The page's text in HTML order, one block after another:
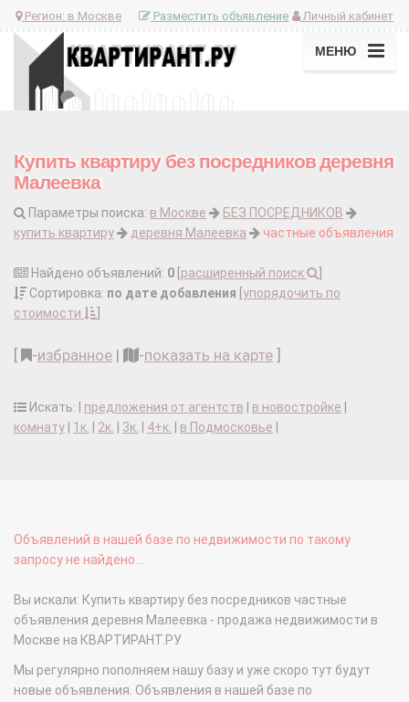
Регион: в Москве Личный кабинет
Разместить объявление
МЕНЮ
Купить квартиру без посредников деревня
Малеевка
Параметры поиска: в Москве
БЕЗ ПОСРЕДНИКОВ
купить квартиру
деревня Малеевка частные объявления
Найдено объявлений: 0 расширенный поиск
Сортировка: по дате добавления упорядочить по
стоимости
-избранное | -показать на карте
Искать: | предложения от агентств в новостройке
комнату
1к. 2к. 3к. 4+к. в Подмосковье
Объявлений в нашей базе по недвижимости по такому
запросу не найдено...
Вы искали: Купить квартиру без посредников частные
объявления деревня Малеевка - продажа недвижимости в
Москве на КВАРТИРАНТ.РУ
Мы регулярно пополняем нашу базу и уже скоро тут будут
новые объявления. Объявления в нашей базе по